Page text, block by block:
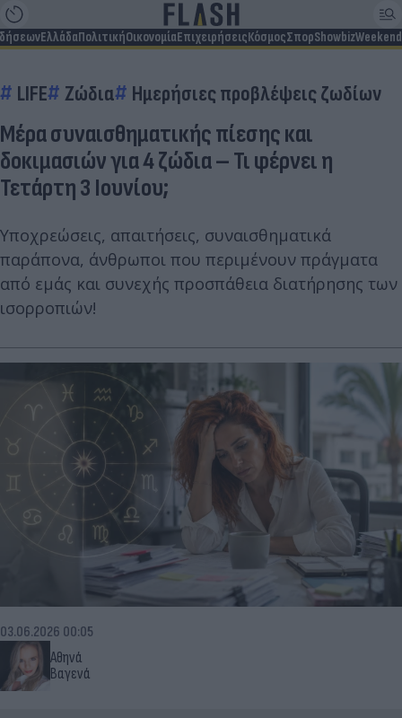
ΕλλάδαΠολιτικήΟικονομίαΕπιχειρήσειςΚόσμοςΣπορShowbizWeekend
LIFE Ζώδια Ημερήσιες προβλέψεις ζωδίων
Μέρα συναισθηματικής πίεσης και
δοκιμασιών για 4 ζώδια – Τι φέρνει η
Τετάρτη 3 Ιουνίου;
Υποχρεώσεις, απαιτήσεις, συναισθηματικά
παράπονα, άνθρωποι που περιμένουν πράγματα
από εμάς και συνεχής προσπάθεια διατήρησης των
ισορροπιών!
Αθηνά
Βαγενά
03.06.2026 00:05